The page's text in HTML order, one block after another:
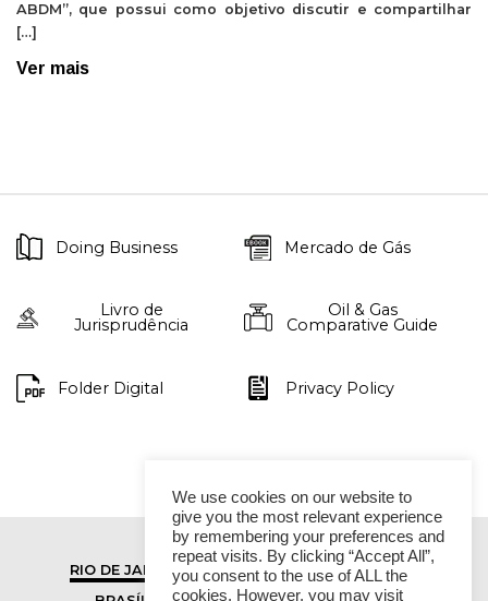
ABDM”, que possui como objetivo discutir e compartilhar
[…]
Ver mais
Doing Business Mercado de Gás
Livro de
Jurisprudência
Oil & Gas
Comparative Guide
Folder Digital Privacy Policy
RIO DE JANEIRO
SÃO PAULO
We use cookies on our website to
give you the most relevant experience
by remembering your preferences and
repeat visits. By clicking “Accept All”,
you consent to the use of ALL the
cookies. However, you may visit